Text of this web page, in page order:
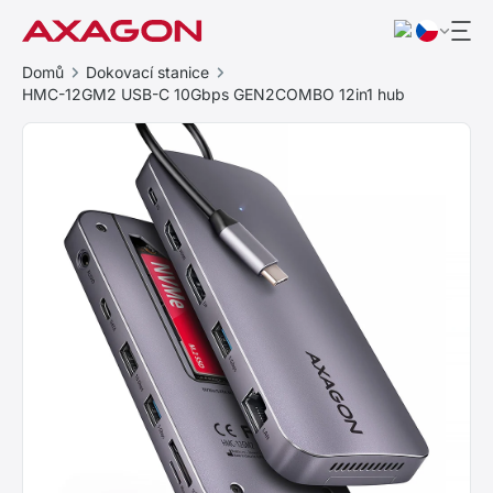
Domů
Dokovací stanice
HMC-12GM2 USB-C 10Gbps GEN2COMBO 12in1 hub